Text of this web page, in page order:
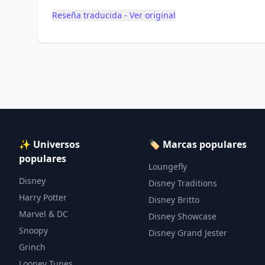
Reseña traducida - Ver original
✨ Universos
populares
Disney
Harry Potter
Marvel & DC
Snoopy
Grinch
🏷️ Marcas populares
Loungefly
Disney Traditions
Disney Britto
Disney Showcase
Disney Grand Jester